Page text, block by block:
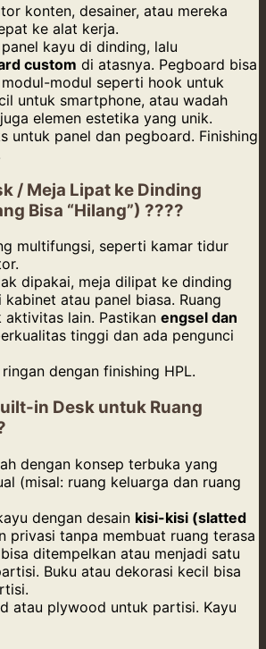
konten, desainer, atau mereka
ke alat kerja.
panel kayu di dinding, lalu
custom di atasnya. Pegboard bisa
modul seperti hook untuk
untuk smartphone, atau wadah
elemen estetika yang unik.
untuk panel dan pegboard. Finishing
/ Meja Lipat ke Dinding
Bisa “Hilang”) ????
multifungsi, seperti kamar tidur
dipakai, meja dilipat ke dinding
atau panel biasa. Ruang
aktivitas lain. Pastikan engsel dan
tinggi dan ada pengunci
dengan finishing HPL.
in Desk untuk Ruang
dengan konsep terbuka yang
(misal: ruang keluarga dan ruang
dengan desain kisi-kisi (slatted
privasi tanpa membuat ruang terasa
ditempelkan atau menjadi satu
Buku atau dekorasi kecil bisa
atau plywood untuk partisi. Kayu